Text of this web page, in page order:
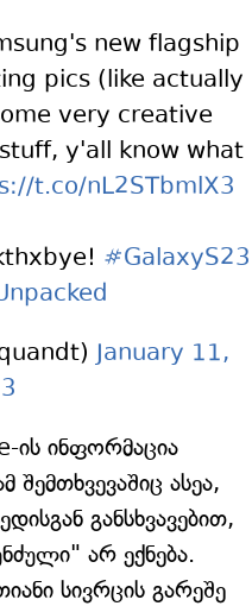
new flagship
pics (like actually
very creative
y'all know what
t.co/nL2STbmlX3
#GalaxyS23
January 11,
ინფორმაცია
ასეა,
განსხვავებით,
არ ექნება.
სივრცის გარეშე